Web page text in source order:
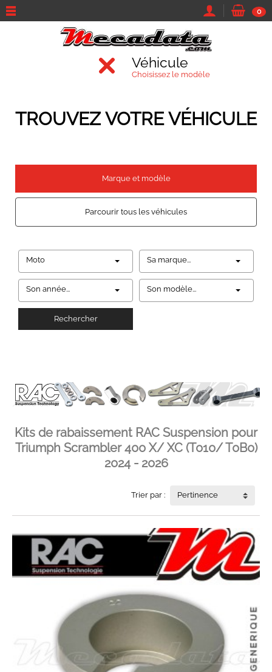
0
Véhicule
Choisissez le modèle
TROUVEZ VOTRE VÉHICULE
Marque et modèle
Parcourir tous les véhicules
Moto Sa marque...
Son année... Son modèle...
Rechercher
Kits de rabaissement RAC Suspension pour
Triumph Scrambler 400 X/ XC (T010/ T0B0)
2024 - 2026
Trier par : Pertinence